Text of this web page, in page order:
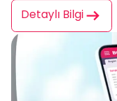
Detaylı Bilgi